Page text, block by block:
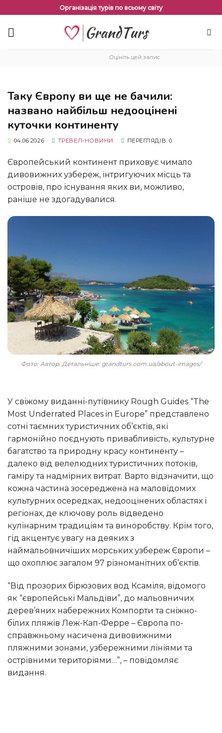
змісту
Організація турів по всьому світу
Оцініть цей запис
Таку Європу ви ще не бачили:
названо найбільш недооцінені
куточки континенту
04.06.2026 ТРЕВЕЛ-НОВИНИ ПЕРЕГЛЯДІВ: 0
Європейський континент приховує чимало
дивовижних узбереж, інтригуючих місць та
островів, про існування яких ви, можливо,
раніше не здогадувалися.
Фото: Автор. Детальніше: grandturs.com.ua/about-images/
У свіжому виданні-путівнику Rough Guides “The
Most Underrated Places in Europe” представлено
сотні таємних туристичних об’єктів, які
гармонійно поєднують привабливість, культурне
багатство та природну красу континенту –
далеко від велелюдних туристичних потоків,
гаміру та надмірних витрат. Варто відзначити, що
кожна частина зосереджена на маловідомих
культурних осередках, недооцінених областях і
регіонах, де ключову роль відведено
кулінарним традиціям та виноробству. Крім того,
гід акцентує увагу на деяких з
наймальовничіших морських узбереж Європи –
що охоплює загалом 97 різноманітних об’єктів.
“Від прозорих бірюзових вод Ксаміля, відомого
як “європейські Мальдіви”, до мальовничих
дерев’яних набережних Компорти та сніжно-
білих пляжів Леж-Кап-Ферре – Європа по-
справжньому насичена дивовижними
пляжними зонами, узбережними лініями та
острівними територіями…”, – повідомляє
видання.